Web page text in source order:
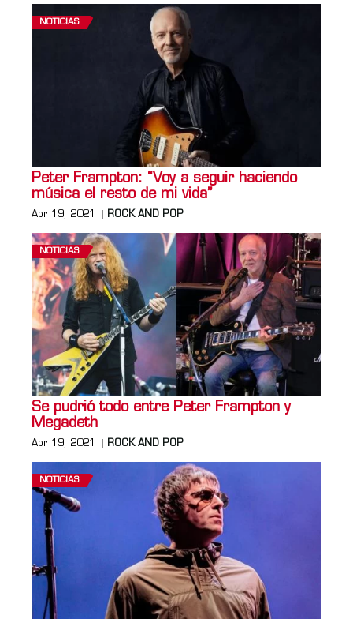
NOTICIAS
Peter Frampton: “Voy a seguir haciendo
música el resto de mi vida”
Abr 19, 2021 ROCK AND POP
NOTICIAS
Se pudrió todo entre Peter Frampton y
Megadeth
Abr 19, 2021 ROCK AND POP
NOTICIAS